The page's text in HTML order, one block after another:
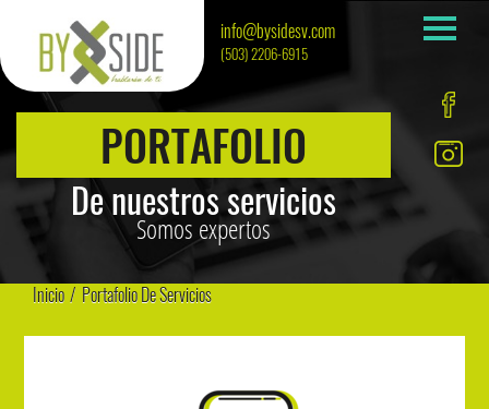
info@bysidesv.com
(503) 2206-6915
PORTAFOLIO
De nuestros servicios
Somos expertos
Inicio / Portafolio De Servicios